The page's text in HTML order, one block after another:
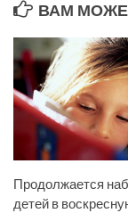
ВАМ
Продолжается
детей в